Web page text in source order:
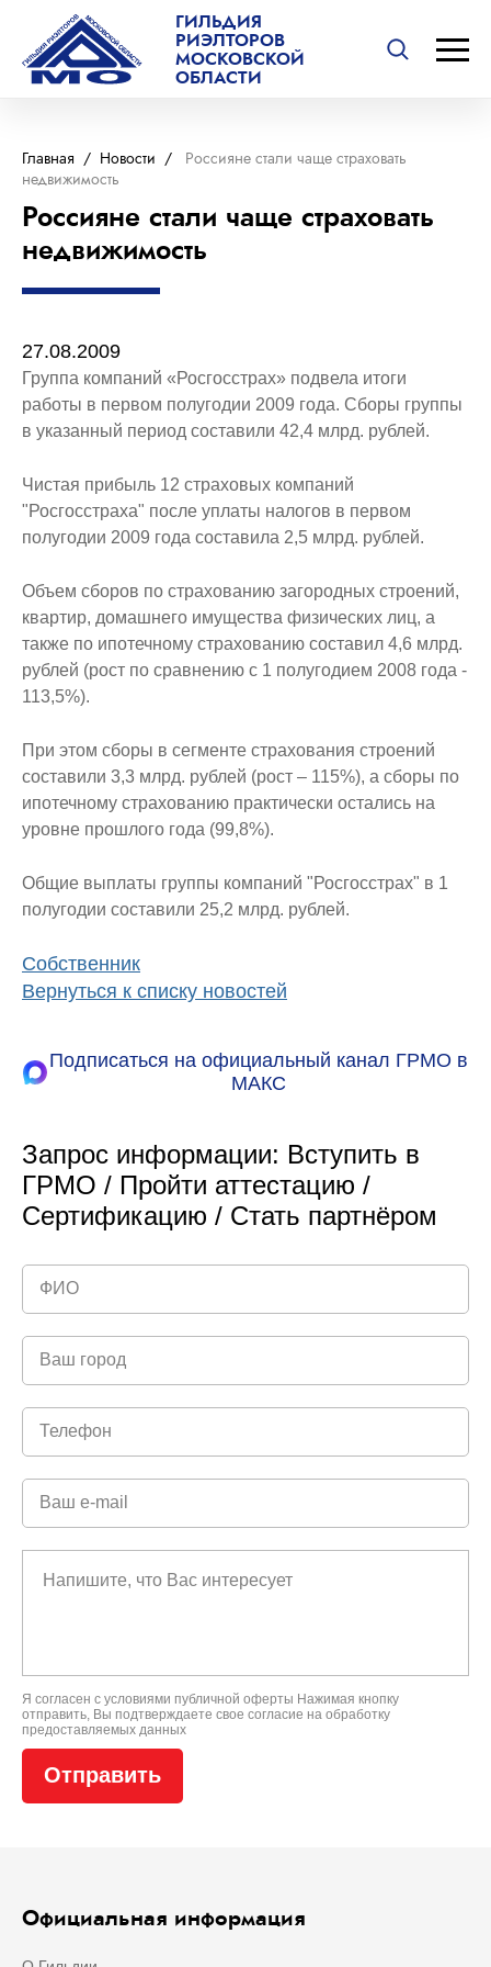
ГИЛЬДИЯ
РИЭЛТОРОВ
МОСКОВСКОЙ
ОБЛАСТИ
Главная / Новости /
Россияне стали чаще страховать
недвижимость
Россияне стали чаще страховать
недвижимость
27.08.2009
Группа компаний «Росгосстрах» подвела итоги
работы в первом полугодии 2009 года. Сборы группы
в указанный период составили 42,4 млрд. рублей.
Чистая прибыль 12 страховых компаний
"Росгосстраха" после уплаты налогов в первом
полугодии 2009 года составила 2,5 млрд. рублей.
Объем сборов по страхованию загородных строений,
квартир, домашнего имущества физических лиц, а
также по ипотечному страхованию составил 4,6 млрд.
рублей (рост по сравнению с 1 полугодием 2008 года -
113,5%).
При этом сборы в сегменте страхования строений
составили 3,3 млрд. рублей (рост – 115%), а сборы по
ипотечному страхованию практически остались на
уровне прошлого года (99,8%).
Общие выплаты группы компаний "Росгосстрах" в 1
полугодии составили 25,2 млрд. рублей.
Собственник
Вернуться к списку новостей
Подписаться на официальный канал ГРМО в
МАКС
Запрос информации: Вступить в
ГРМО / Пройти аттестацию /
Сертификацию / Стать партнёром
Я согласен с условиями публичной оферты Нажимая кнопку
отправить, Вы подтверждаете свое согласие на обработку
предоставляемых данных
Официальная информация